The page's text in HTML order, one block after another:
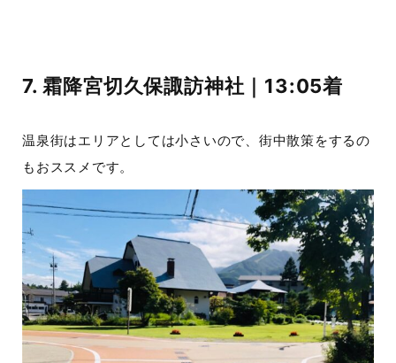
7. 霜降宮切久保諏訪神社｜13:05着
温泉街はエリアとしては小さいので、街中散策をするの
もおススメです。